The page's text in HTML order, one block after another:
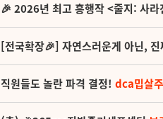
🎉 2026년 최고 흥행작 <줄지: 사
[전국확장🎉] 자연스러운게 아닌,
직원들도 놀란 파격 결정! dca밉살